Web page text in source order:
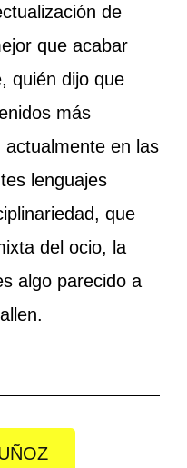
de
que acabar
quién dijo que
más
en las
lenguajes
que
del ocio, la
algo parecido a